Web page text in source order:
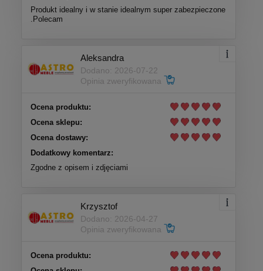
Produkt idealny i w stanie idealnym super zabezpieczone
.Polecam
Aleksandra
Dodano: 2026-07-22
Opinia zweryfikowana
Ocena produktu:
Ocena sklepu:
Ocena dostawy:
Dodatkowy komentarz:
Zgodne z opisem i zdjęciami
Krzysztof
Dodano: 2026-04-27
Opinia zweryfikowana
Ocena produktu: